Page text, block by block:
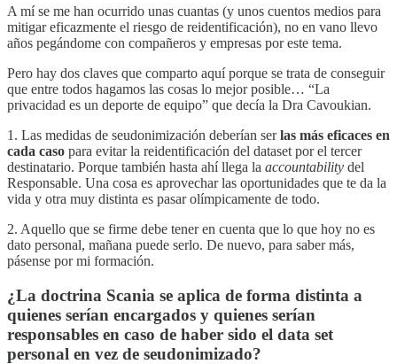
A mí se me han ocurrido unas cuantas (y unos cuentos medios para
mitigar eficazmente el riesgo de reidentificación), no en vano llevo
años pegándome con compañeros y empresas por este tema.
Pero hay dos claves que comparto aquí porque se trata de conseguir
que entre todos hagamos las cosas lo mejor posible… “La
privacidad es un deporte de equipo” que decía la Dra Cavoukian.
1. Las medidas de seudonimización deberían serlas más eficaces en
cada caso para evitar la reidentificación del dataset por el tercer
destinatario. Porque también hasta ahí llega la accountability del
Responsable. Una cosa es aprovechar las oportunidades que te da la
vida y otra muy distinta es pasar olímpicamente de todo.
2. Aquello que se firme debe tener en cuenta que lo que hoy no es
dato personal, mañana puede serlo. De nuevo, para saber más,
pásense por mi formación.
¿La doctrina Scania se aplica de forma distinta a
quienes serían encargados y quienes serían
responsables en caso de haber sido el data set
personal en vez de seudonimizado?